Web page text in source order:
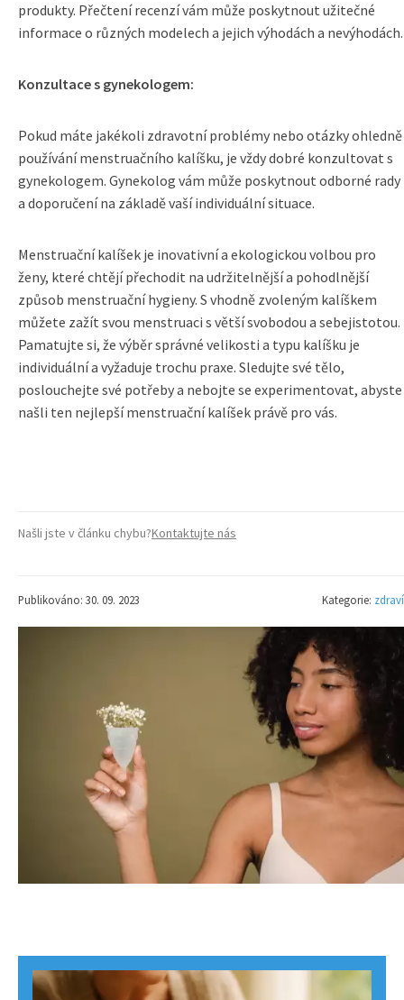
produkty. Přečtení recenzí vám může poskytnout užitečné
informace o různých modelech a jejich výhodách a nevýhodách.
Konzultace s gynekologem:
Pokud máte jakékoli zdravotní problémy nebo otázky ohledně
používání menstruačního kalíšku, je vždy dobré konzultovat s
gynekologem. Gynekolog vám může poskytnout odborné rady
a doporučení na základě vaší individuální situace.
Menstruační kalíšek je inovativní a ekologickou volbou pro
ženy, které chtějí přechodit na udržitelnější a pohodlnější
způsob menstruační hygieny. S vhodně zvoleným kalíškem
můžete zažít svou menstruaci s větší svobodou a sebejistotou.
Pamatujte si, že výběr správné velikosti a typu kalíšku je
individuální a vyžaduje trochu praxe. Sledujte své tělo,
poslouchejte své potřeby a nebojte se experimentovat, abyste
našli ten nejlepší menstruační kalíšek právě pro vás.
Našli jste v článku chybu?Kontaktujte nás
Publikováno: 30. 09. 2023 Kategorie: zdraví